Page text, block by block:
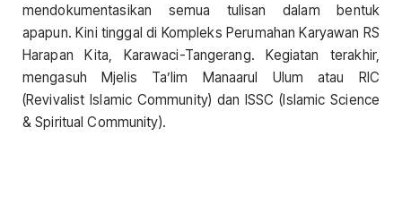
mendokumentasikan semua tulisan dalam bentuk
apapun. Kini tinggal di Kompleks Perumahan Karyawan RS
Harapan Kita, Karawaci-Tangerang. Kegiatan terakhir,
mengasuh Mjelis Ta’lim Manaarul Ulum atau RIC
(Revivalist Islamic Community) dan ISSC (Islamic Science
& Spiritual Community).